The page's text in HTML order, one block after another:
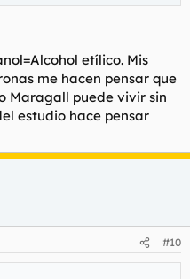
etílico. Mis
me hacen pensar que
Maragall puede vivir sin
estudio hace pensar
#10